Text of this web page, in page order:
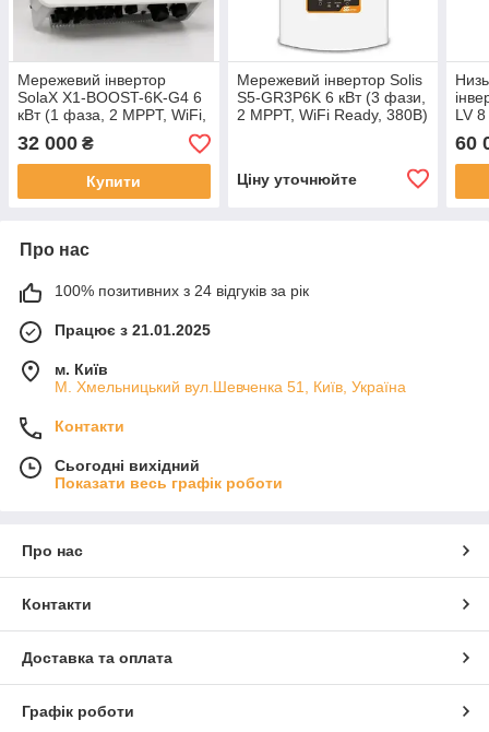
Мережевий інвертор
SolaX X1-BOOST-6K-G4 6
кВт (1 фаза, 2 MPPT, WiFi,
220В)
32 000 ₴
Купити
Мережевий інвертор Solis
S5-GR3P6K 6 кВт (3 фази,
2 MPPT, WiFi Ready, 380В)
Ціну уточнюйте
LV
60
Про нас
100% позитивних з 24 відгуків за рік
Працює з 21.01.2025
м. Київ
М. Хмельницький вул.Шевченка 51, Київ, Україна
Контакти
Сьогодні вихідний
Показати весь графік роботи
Про нас
Контакти
Доставка та оплата
Графік роботи